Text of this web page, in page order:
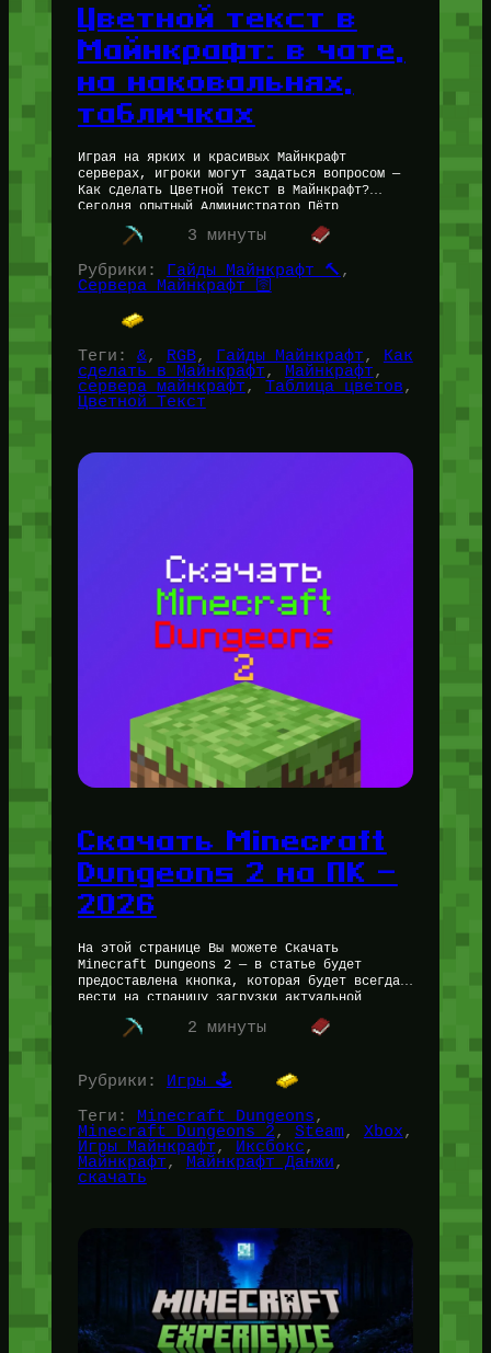
Цветной текст в
Майнкрафт: в чате,
на наковальнях,
табличках
Играя на ярких и красивых Майнкрафт
серверах, игроки могут задаться вопросом —
Как сделать Цветной текст в Майнкрафт?
Сегодня опытный Администратор Пётр
(for_users) ответит Вам на вопрос о том,
3 минуты
Рубрики:
Гайды Майнкрафт 🔨
Сервера Майнкрафт 🛜
Теги: &, RGB, Гайды Майнкрафт,
Как
сделать в Майнкрафт, Майнкрафт
сервера майнкрафт, Таблица цветов
Цветной Текст
Скачать Minecraft
Dungeons 2 на ПК —
2026
На этой странице Вы можете Скачать
Minecraft Dungeons 2 — в статье будет
предоставлена кнопка, которая будет всегда
вести на страницу загрузки актуальной
версии Майнкрафт Данжеонс 2 — игры,
показанной…
2 минуты
Рубрики: Игры 🕹️
Теги: Minecraft Dungeons
Minecraft Dungeons 2, Steam, Xbox
Игры Майнкрафт, Иксбокс
Майнкрафт, Майнкрафт Данжи
скачать